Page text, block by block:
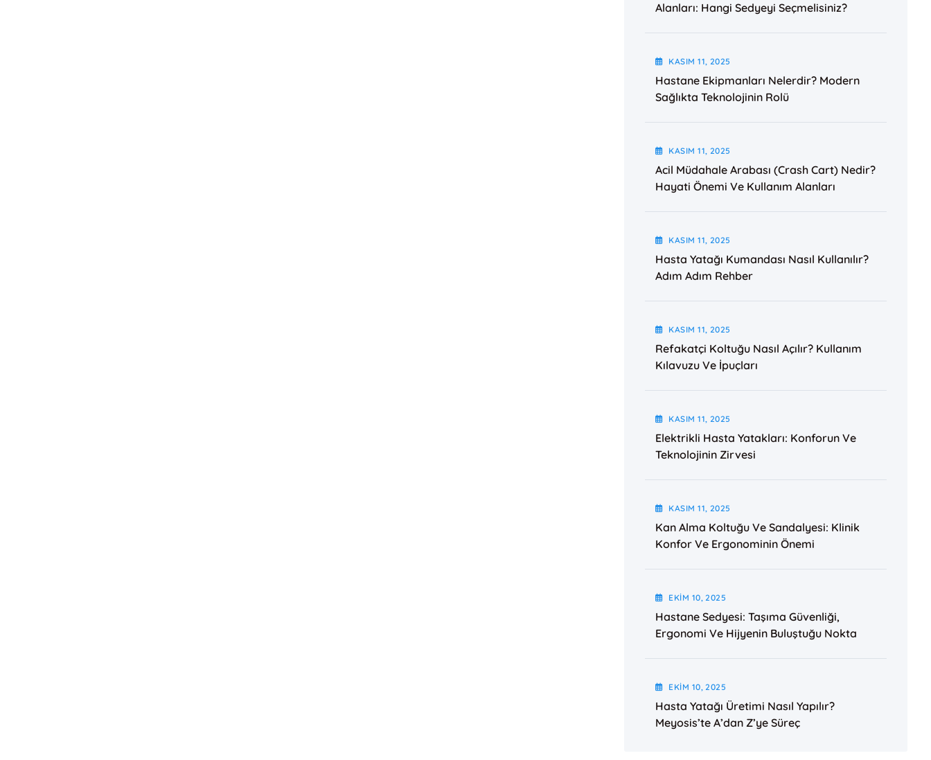
Alanları: Hangi Sedyeyi Seçmelisiniz?
KASIM11, 2025
Hastane Ekipmanları Nelerdir? Modern
Sağlıkta Teknolojinin Rolü
KASIM11, 2025
Acil Müdahale Arabası (Crash Cart) Nedir?
Hayati Önemi Ve Kullanım Alanları
KASIM11, 2025
Hasta Yatağı Kumandası Nasıl Kullanılır?
Adım Adım Rehber
KASIM11, 2025
Refakatçi Koltuğu Nasıl Açılır? Kullanım
Kılavuzu Ve İpuçları
KASIM11, 2025
Elektrikli Hasta Yatakları: Konforun Ve
Teknolojinin Zirvesi
KASIM11, 2025
Kan Alma Koltuğu Ve Sandalyesi: Klinik
Konfor Ve Ergonominin Önemi
EKIM 10, 2025
Hastane Sedyesi: Taşıma Güvenliği,
Ergonomi Ve Hijyenin Buluştuğu Nokta
EKIM 10, 2025
Hasta Yatağı Üretimi Nasıl Yapılır?
Meyosis’te A’dan Z’ye Süreç